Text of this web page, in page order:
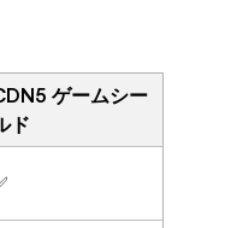
ゲームシー
ド